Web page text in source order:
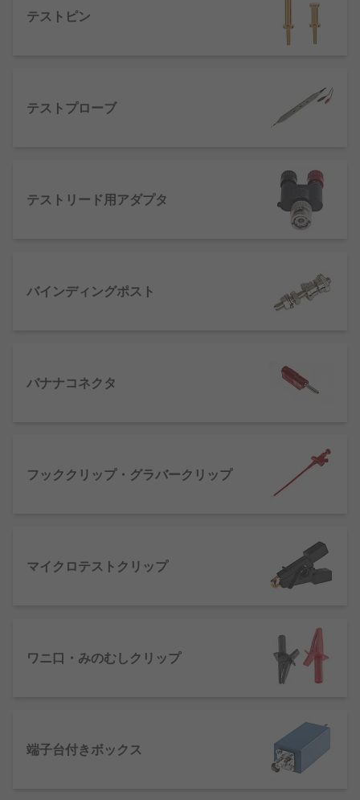
はテストリードを接続するためのコネクタで
ワニ口クリップ
‐ワニの口のように挟み込む構
造をしています。端子やリード線を挟んで簡
テストピン
テストプローブ
テストリード用アダプタ
バインディングポスト
バナナコネクタ
フッククリップ・グラバークリップ
マイクロテストクリップ
ワニ口・みのむしクリップ
端子台付きボックス